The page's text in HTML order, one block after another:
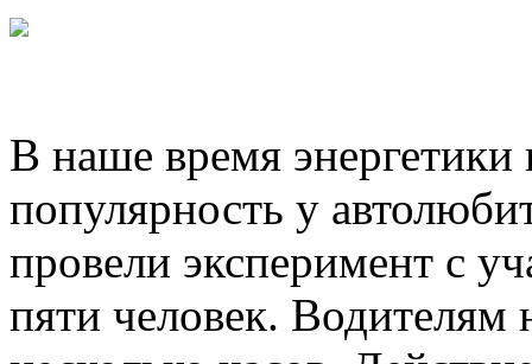
В наше время
популярность у
провели эксперимент с
пяти человек.